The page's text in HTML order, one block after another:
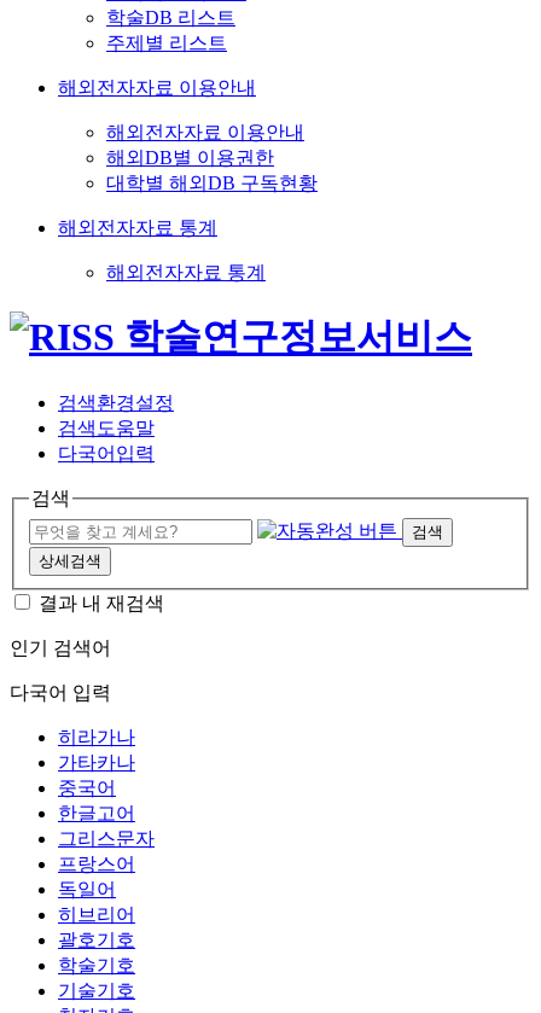
학술DB 리스트
주제별 리스트
해외전자자료 이용안내
해외전자자료 이용안내
해외DB별 이용권한
대학별 해외DB 구독현황
해외전자자료 통계
해외전자자료 통계
검색환경설정
검색도움말
다국어입력
검색
검색
상세검색
결과 내 재검색
인기 검색어
다국어 입력
히라가나
가타카나
중국어
한글고어
그리스문자
프랑스어
독일어
히브리어
괄호기호
학술기호
기술기호